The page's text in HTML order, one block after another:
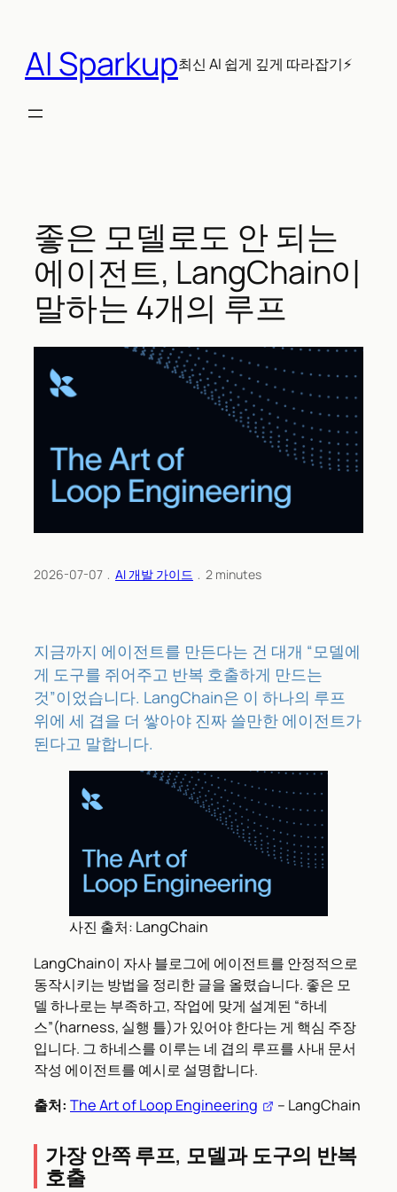
AI Sparkup최신 AI 쉽게 깊게 따라잡기⚡
좋은 모델로도 안 되는
에이전트, LangChain이
말하는 4개의 루프
2026-07-07 ﹒ AI 개발 가이드 ﹒ 2 minutes
지금까지 에이전트를 만든다는 건 대개 “모델에
게 도구를 쥐어주고 반복 호출하게 만드는
것”이었습니다. LangChain은 이 하나의 루프
위에 세 겹을 더 쌓아야 진짜 쓸만한 에이전트가
된다고 말합니다.
사진 출처: LangChain
LangChain이 자사 블로그에 에이전트를 안정적으로
동작시키는 방법을 정리한 글을 올렸습니다. 좋은 모
델 하나로는 부족하고, 작업에 맞게 설계된 “하네
스”(harness, 실행 틀)가 있어야 한다는 게 핵심 주장
입니다. 그 하네스를 이루는 네 겹의 루프를 사내 문서
작성 에이전트를 예시로 설명합니다.
출처: The Art of Loop Engineering – LangChain
가장 안쪽 루프, 모델과 도구의 반복
호출